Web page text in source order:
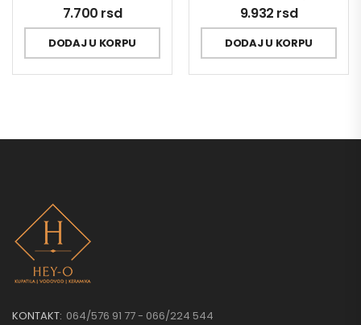
7.700 rsd
DODAJ U KORPU
9.932 rsd
DODAJ U KORPU
KONTAKT: 064/576 91 77 - 066/224 544